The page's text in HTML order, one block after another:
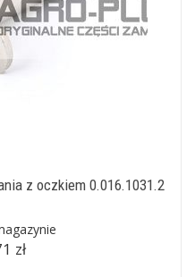
z oczkiem 0.016.1031.2
zł